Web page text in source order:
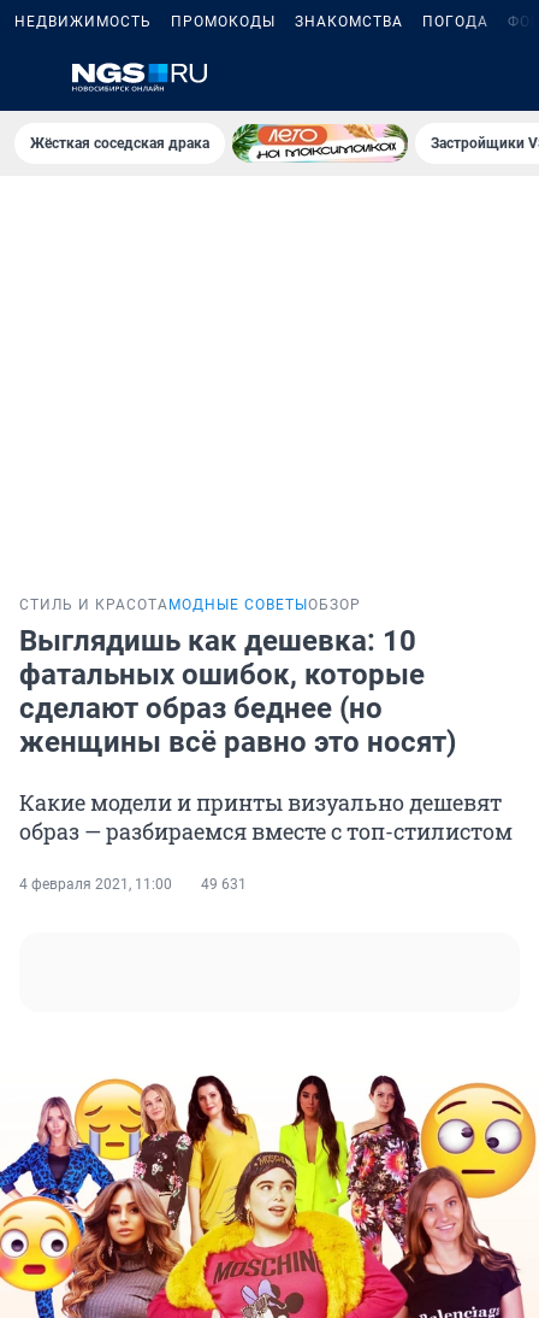
НЕДВИЖИМОСТЬ ПРОМОКОДЫ ЗНАКОМСТВА ПОГОДА
Жёсткая соседская драка Застройщики
СТИЛЬ И КРАСОТА МОДНЫЕ СОВЕТЫ ОБЗОР
Выглядишь как дешевка: 10
фатальных ошибок, которые
сделают образ беднее (но
женщины всё равно это носят)
Какие модели и принты визуально дешевят
образ — разбираемся вместе с топ-стилистом
4 февраля 2021, 11:00 49 631